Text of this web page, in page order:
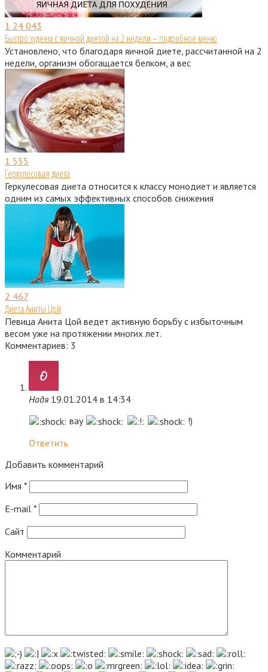
1 24 043
Быстро худеем с яичной диетой на 2 недели – подробное меню
Установлено, что благодаря яичной диете, рассчитанной на 2
недели, организм обогащается белком, а вес
1 555
Геркулесовая диета
Геркулесовая диета относится к классу монодиет и является
одним из самых эффективных способов снижения
2 467
Диета Аниты Цой
Певица Анита Цой ведет активную борьбу с избыточным
весом уже на протяжении многих лет.
Комментариев: 3
Надя 19.01.2014 в 14:34
вау
!)
Ответить
Добавить комментарий
Имя *
E-mail *
Сайт
Комментарий